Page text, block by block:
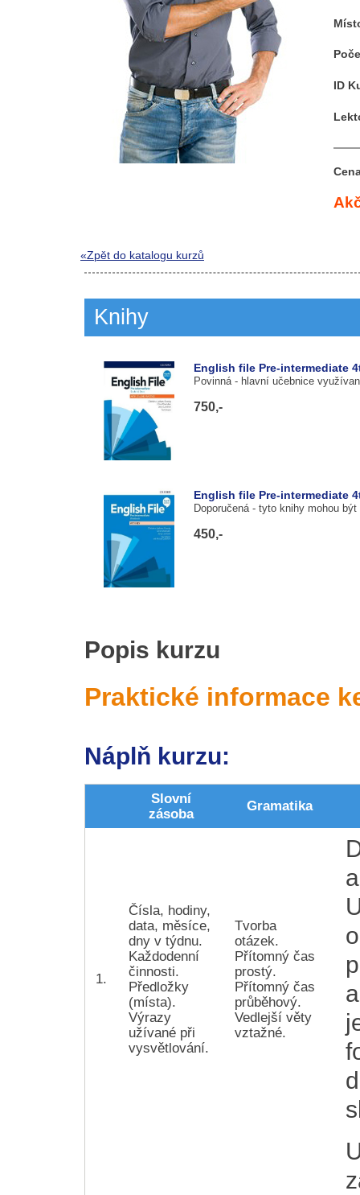
ID
«Zpět do katalogu kurzů
Knihy
English file Pre-intermediate
Povinná - hlavní učebnice
750,-
English file Pre-intermediate
Doporučená - tyto knihy mohou
450,-
Popis kurzu
Praktické informace
Náplň kurzu:
Slovní
zásoba
Gramatika
1.
Čísla, hodiny,
data, měsíce,
dny v týdnu.
Každodenní
činnosti.
Předložky
(místa).
Výrazy
užívané při
vysvětlování.
Tvorba
otázek.
Přítomný čas
prostý.
Přítomný čas
průběhový.
Vedlejší věty
vztažné.